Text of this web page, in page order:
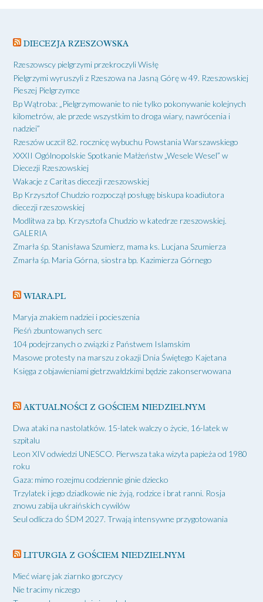
DIECEZJA RZESZOWSKA
Rzeszowscy pielgrzymi przekroczyli Wisłę
Pielgrzymi wyruszyli z Rzeszowa na Jasną Górę w 49. Rzeszowskiej
Pieszej Pielgrzymce
Bp Wątroba: „Pielgrzymowanie to nie tylko pokonywanie kolejnych
kilometrów, ale przede wszystkim to droga wiary, nawrócenia i
nadziei”
Rzeszów uczcił 82. rocznicę wybuchu Powstania Warszawskiego
XXXII Ogólnopolskie Spotkanie Małżeństw „Wesele Wesel” w
Diecezji Rzeszowskiej
Wakacje z Caritas diecezji rzeszowskiej
Bp Krzysztof Chudzio rozpoczął posługę biskupa koadiutora
diecezji rzeszowskiej
Modlitwa za bp. Krzysztofa Chudzio w katedrze rzeszowskiej.
GALERIA
Zmarła śp. Stanisława Szumierz, mama ks. Lucjana Szumierza
Zmarła śp. Maria Górna, siostra bp. Kazimierza Górnego
WIARA.PL
Maryja znakiem nadziei i pocieszenia
Pieśń zbuntowanych serc
104 podejrzanych o związki z Państwem Islamskim
Masowe protesty na marszu z okazji Dnia Świętego Kajetana
Księga z objawieniami gietrzwałdzkimi będzie zakonserwowana
AKTUALNOŚCI Z GOŚCIEM NIEDZIELNYM
Dwa ataki na nastolatków. 15-latek walczy o życie, 16-latek w
szpitalu
Leon XIV odwiedzi UNESCO. Pierwsza taka wizyta papieża od 1980
roku
Gaza: mimo rozejmu codziennie ginie dziecko
Trzylatek i jego dziadkowie nie żyją, rodzice i brat ranni. Rosja
znowu zabija ukraińskich cywilów
Seul odlicza do ŚDM 2027. Trwają intensywne przygotowania
LITURGIA Z GOŚCIEM NIEDZIELNYM
Mieć wiarę jak ziarnko gorczycy
Nie tracimy niczego